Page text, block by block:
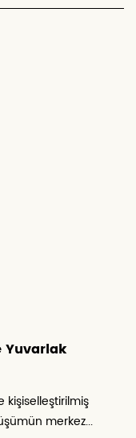
Yuvarlak
kişiselleştirilmiş
merkez...